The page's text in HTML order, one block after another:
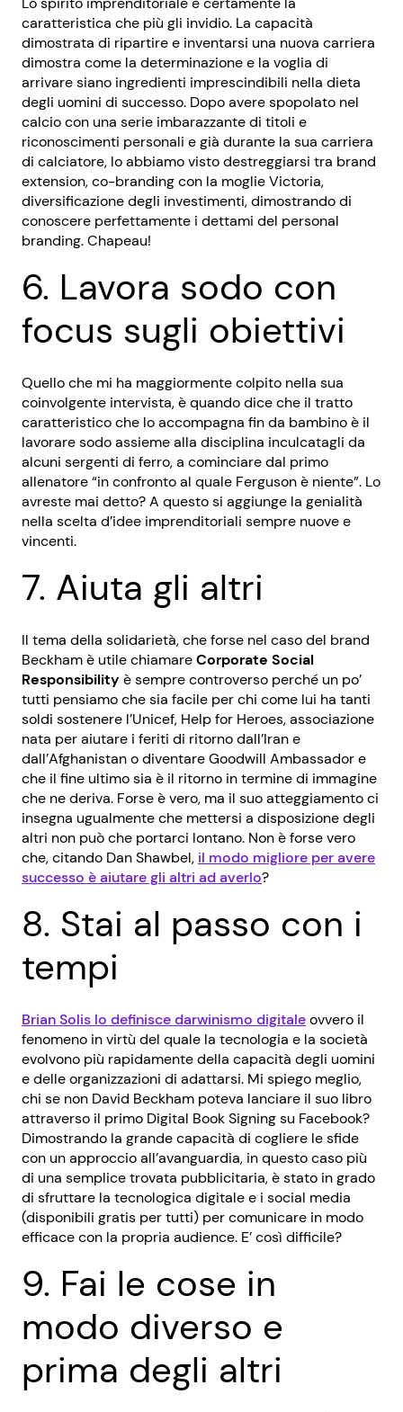
caratteristica che più gli invidio. La capacità
dimostrata di ripartire e inventarsi una nuova carriera
dimostra come la determinazione e la voglia di
arrivare siano ingredienti imprescindibili nella dieta
degli uomini di successo. Dopo avere spopolato nel
calcio con una serie imbarazzante di titoli e
riconoscimenti personali e già durante la sua carriera
di calciatore, lo abbiamo visto destreggiarsi tra brand
extension, co-branding con la moglie Victoria,
diversificazione degli investimenti, dimostrando di
conoscere perfettamente i dettami del personal
branding. Chapeau!
6. Lavora sodo con
focus sugli obiettivi
Quello che mi ha maggiormente colpito nella sua
coinvolgente intervista, è quando dice che il tratto
caratteristico che lo accompagna fin da bambino è il
lavorare sodo assieme alla disciplina inculcatagli da
alcuni sergenti di ferro, a cominciare dal primo
allenatore “in confronto al quale Ferguson è niente”. Lo
avreste mai detto? A questo si aggiunge la genialità
nella scelta d’idee imprenditoriali sempre nuove e
vincenti.
7. Aiuta gli altri
Il tema della solidarietà, che forse nel caso del brand
Beckham è utile chiamareCorporate Social
Responsibility è sempre controverso perché un po’
tutti pensiamo che sia facile per chi come lui ha tanti
soldi sostenere l’Unicef, Help for Heroes, associazione
nata per aiutare i feriti di ritorno dall’Iran e
dall’Afghanistan o diventare Goodwill Ambassador e
che il fine ultimo sia è il ritorno in termine di immagine
che ne deriva. Forse è vero, ma il suo atteggiamento ci
insegna ugualmente che mettersi a disposizione degli
altri non può che portarci lontano. Non è forse vero
che, citando Dan Shawbel, il modo migliore per avere
successo è aiutare gli altri ad averlo?
8. Stai al passo con i
tempi
Brian Solis lo definisce darwinismo digitaleovvero il
fenomeno in virtù del quale la tecnologia e la società
evolvono più rapidamente della capacità degli uomini
e delle organizzazioni di adattarsi. Mi spiego meglio,
chi se non David Beckham poteva lanciare il suo libro
attraverso il primo Digital Book Signing su Facebook?
Dimostrando la grande capacità di cogliere le sfide
con un approccio all’avanguardia, in questo caso più
di una semplice trovata pubblicitaria, è stato in grado
di sfruttare la tecnologica digitale e i social media
(disponibili gratis per tutti) per comunicare in modo
efficace con la propria audience. E’ così difficile?
9. Fai le cose in
modo diverso e
prima degli altri